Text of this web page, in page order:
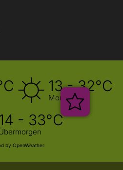
13 - 32°C
Morgen
- 33°C
by OpenWeather